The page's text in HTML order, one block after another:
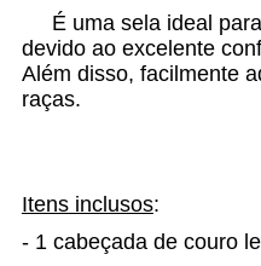
É uma sela ideal
devido ao excelente
Além disso, facilmente
raças.
Itens inclusos:
- 1 cabeçada de couro